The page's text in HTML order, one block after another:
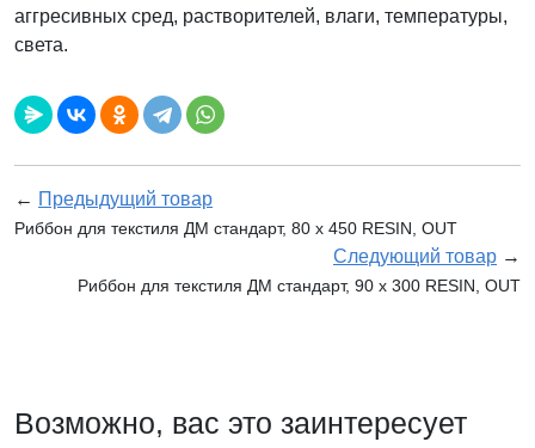
аггресивных сред, растворителей, влаги, температуры,
света.
← Предыдущий товар
Риббон для текстиля ДМ стандарт, 80 х 450 RESIN, OUT
Следующий товар →
Риббон для текстиля ДМ стандарт, 90 x 300 RESIN, OUT
Возможно, вас это заинтересует